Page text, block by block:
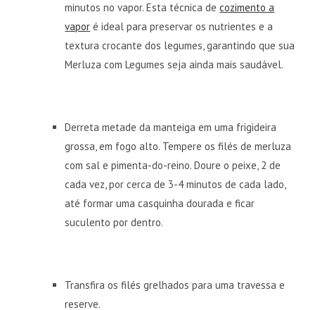
minutos no vapor. Esta técnica decozimento a
vapor é ideal para preservar os nutrientes e a
textura crocante dos legumes, garantindo que sua
Merluza com Legumes seja ainda mais saudável.
Derreta metade da manteiga em uma frigideira
grossa, em fogo alto. Tempere os filés de merluza
com sal e pimenta-do-reino. Doure o peixe, 2 de
cada vez, por cerca de 3-4 minutos de cada lado,
até formar uma casquinha dourada e ficar
suculento por dentro.
Transfira os filés grelhados para uma travessa e
reserve.